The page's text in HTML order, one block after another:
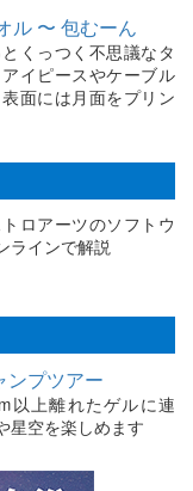
ル 〜 包むーん
くっつく不思議なタ
イピースやケーブル
面には月面をプリン
ロアーツのソフトウ
ラインで解説
ンプツアー
以上離れたゲルに連
星空を楽しめます